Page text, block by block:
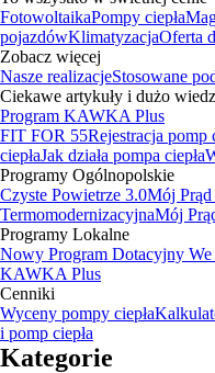
FotowoltaikaPompy ciepła
pojazdówKlimatyzacjaOferta
Zobacz więcej
Nasze realizacjeStosowane
Ciekawe artykuły i dużo
Program KAWKA Plus
FIT FOR 55Rejestracja pomp
ciepłaJak działa pompa ciepła
Programy Ogólnopolskie
Czyste Powietrze 3.0Mój Prąd
TermomodernizacyjnaMój
Programy Lokalne
Nowy Program Dotacyjny
KAWKA Plus
Cenniki
Wyceny pompy ciepła
i pomp ciepła
Kategorie